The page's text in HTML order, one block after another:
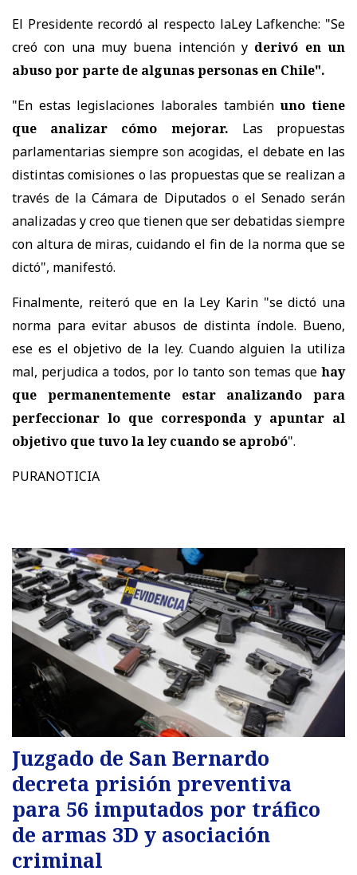
El Presidente recordó al respecto laLey Lafkenche: "Se
creó con una muy buena intención y derivó en un
abuso por parte de algunas personas en Chile".
"En estas legislaciones laborales tambiénuno tiene
que analizar cómo mejorar.
Las propuestas
parlamentarias siempre son acogidas, el debate en las
distintas comisiones o las propuestas que se realizan a
través de la Cámara de Diputados o el Senado serán
analizadas y creo que tienen que ser debatidas siempre
con altura de miras, cuidando el fin de la norma que se
dictó", manifestó.
Finalmente, reiteró que en la Ley Karin "se dictó una
norma para evitar abusos de distinta índole. Bueno,
ese es el objetivo de la ley. Cuando alguien la utiliza
mal, perjudica a todos, por lo tanto son temas que hay
que permanentemente estar analizando para
perfeccionar lo que corresponda y apuntar al
objetivo que tuvo la ley cuando se aprobó".
PURANOTICIA
Juzgado de San Bernardo
decreta prisión preventiva
para 56 imputados por tráfico
de armas 3D y asociación
criminal